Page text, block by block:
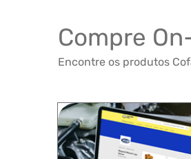
Compre
Encontre os produtos